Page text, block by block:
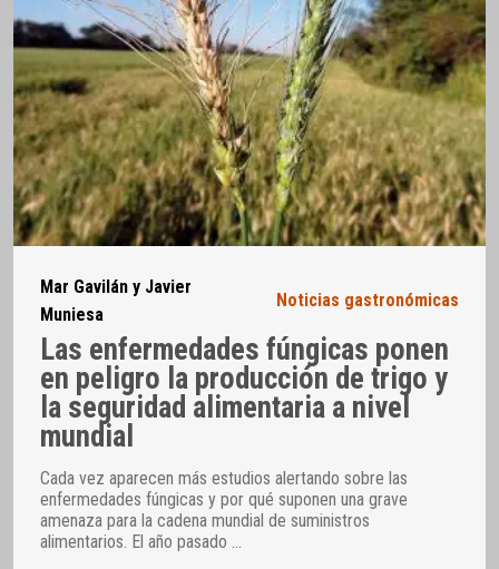
Mar Gavilán y Javier
Muniesa
Noticias gastronómicas
Las enfermedades fúngicas ponen
en peligro la producción de trigo y
la seguridad alimentaria a nivel
mundial
Cada vez aparecen más estudios alertando sobre las
enfermedades fúngicas y por qué suponen una grave
amenaza para la cadena mundial de suministros
alimentarios. El año pasado